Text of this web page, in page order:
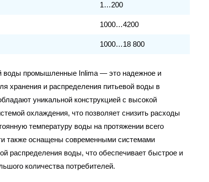
1…200
1000…4200
1000…18 800
воды промышленные Inlima — это надежное и
хранения и распределения питьевой воды в
уникальной конструкцией с высокой
охлаждения, что позволяет снизить расходы
температуру воды на протяжении всего
также оснащены современными системами
распределения воды, что обеспечивает быстрое и
количества потребителей.